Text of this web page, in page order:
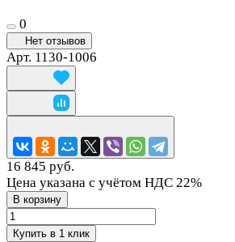
0
Нет отзывов
Арт. 1130-1006
16 845 руб.
Цена указана с учётом НДС 22%
В корзину
Купить в 1 клик